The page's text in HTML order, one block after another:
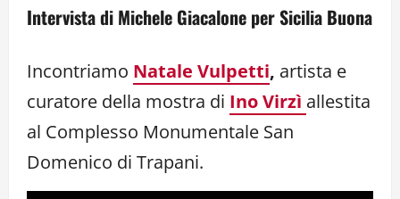
Intervista di Michele Giacalone per Sicilia Buona
Incontriamo Natale Vulpetti, artista e
curatore della mostra di Ino Virzì allestita
al Complesso Monumentale San
Domenico di Trapani.